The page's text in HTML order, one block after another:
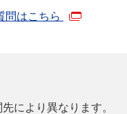
問はこちら
により異なります。